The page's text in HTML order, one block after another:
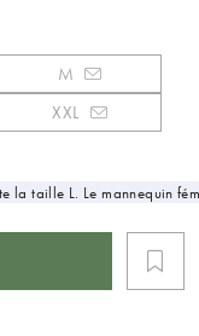
M
XXL
la taille L. Le mannequin